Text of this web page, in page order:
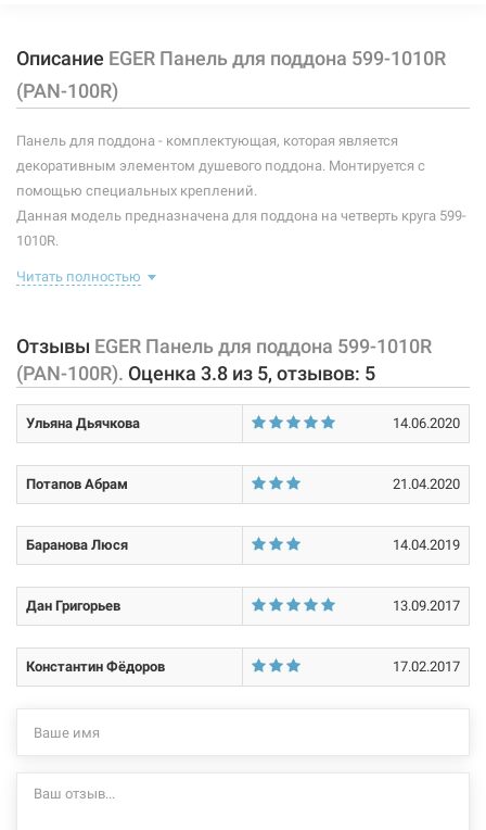
Описание EGER Панель для поддона 599-1010R
(PAN-100R)
Панель для поддона - комплектующая, которая является
декоративным элементом душевого поддона. Монтируется с
помощью специальных креплений.
Данная модель предназначена для поддона на четверть круга 599-
1010R.
внесенные производителем изменения, магазин ответственности
не несет.
Читать полностью
Отзывы EGER Панель для поддона 599-1010R
(PAN-100R). Оценка 3.8 из 5, отзывов: 5
Ульяна Дьячкова 14.06.2020
Потапов Абрам 21.04.2020
Баранова Люся 14.04.2019
Дан Григорьев 13.09.2017
Константин Фёдоров 17.02.2017